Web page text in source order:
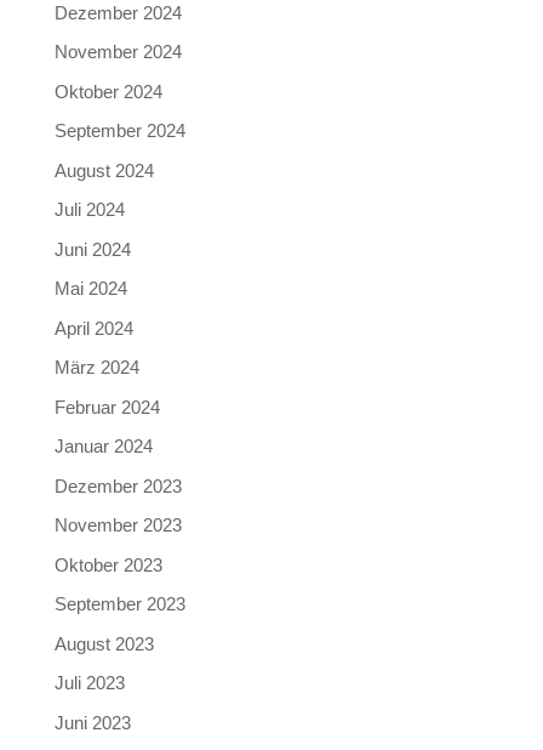
Dezember 2024
November 2024
Oktober 2024
September 2024
August 2024
Juli 2024
Juni 2024
Mai 2024
April 2024
März 2024
Februar 2024
Januar 2024
Dezember 2023
November 2023
Oktober 2023
September 2023
August 2023
Juli 2023
Juni 2023